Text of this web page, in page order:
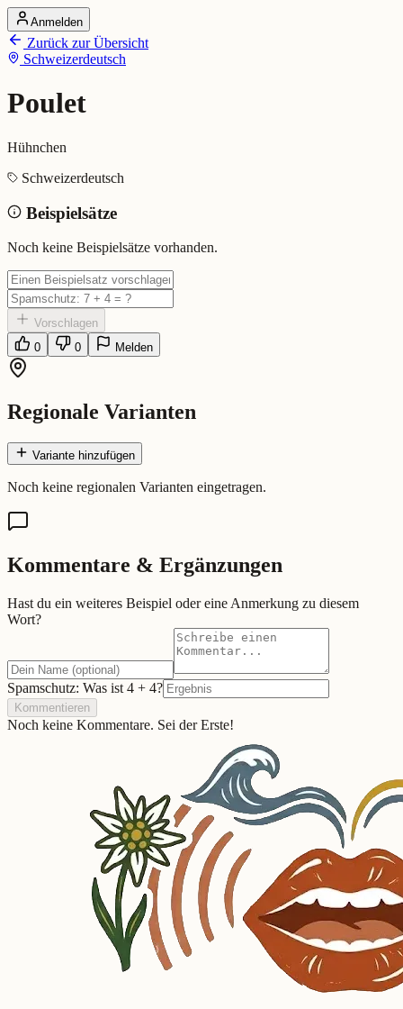
Startseite
Alle Dialekte
Dialekte vergleichen
Dialekt-Karte
Ranking
Poulet (Schweizerdeutsch)
Bedeutung: Hühnchen
Eingereicht von: Mundwerk Team
Anmelden
Zurück zur Übersicht
Schweizerdeutsch
Poulet
Hühnchen
Schweizerdeutsch
Beispielsätze
Noch keine Beispielsätze vorhanden.
Vorschlagen
0
0 Melden
Regionale Varianten
Variante hinzufügen
Noch keine regionalen Varianten eingetragen.
Kommentare & Ergänzungen
Hast du ein weiteres Beispiel oder eine Anmerkung zu diesem
Wort?
Spamschutz: Was ist 4 + 4?
Kommentieren
Noch keine Kommentare. Sei der Erste!